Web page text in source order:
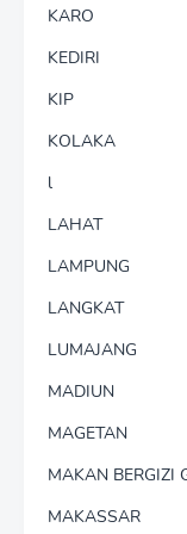
KARO
KEDIRI
KIP
KOLAKA
l
LAHAT
LAMPUNG
LANGKAT
LUMAJANG
MADIUN
MAGETAN
MAKAN BERGIZI
MAKASSAR